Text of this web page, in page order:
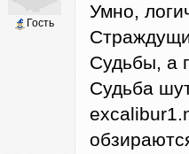
Гость
Умно,
Судьбы, а
Судьба